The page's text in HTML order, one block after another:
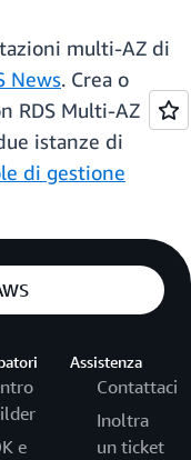
multi-AZ di
News. Crea o
RDS Multi-AZ
istanze di
di gestione
e
Assistenza
Contattaci
Inoltra
un ticket